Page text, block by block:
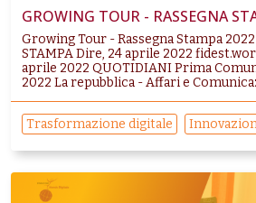
GROWING TOUR - RASSEGNA
Growing Tour - Rassegna Stampa
STAMPA Dire, 24 aprile 2022
aprile 2022 QUOTIDIANI Prima
2022 La repubblica - Affari e
Trasformazione digitale